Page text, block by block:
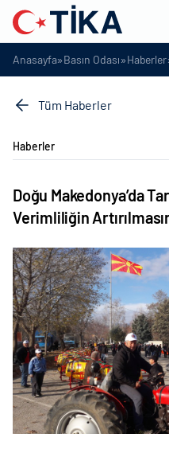
Anasayfa»Basın Odası»Haberler
Tüm Haberler
Haberler
Doğu Makedonya’da
Verimliliğin